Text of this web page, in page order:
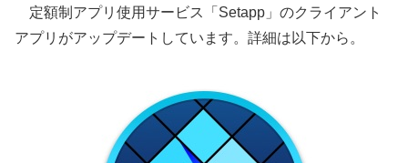
定額制アプリ使用サービス「Setapp」のクライアント
アプリがアップデートしています。詳細は以下から。